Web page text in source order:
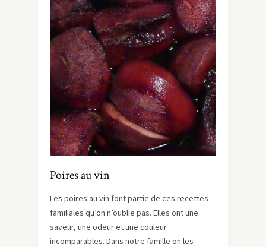
Poires au vin
Les poires au vin font partie de ces recettes
familiales qu’on n’oublie pas. Elles ont une
saveur, une odeur et une couleur
incomparables. Dans notre famille on les